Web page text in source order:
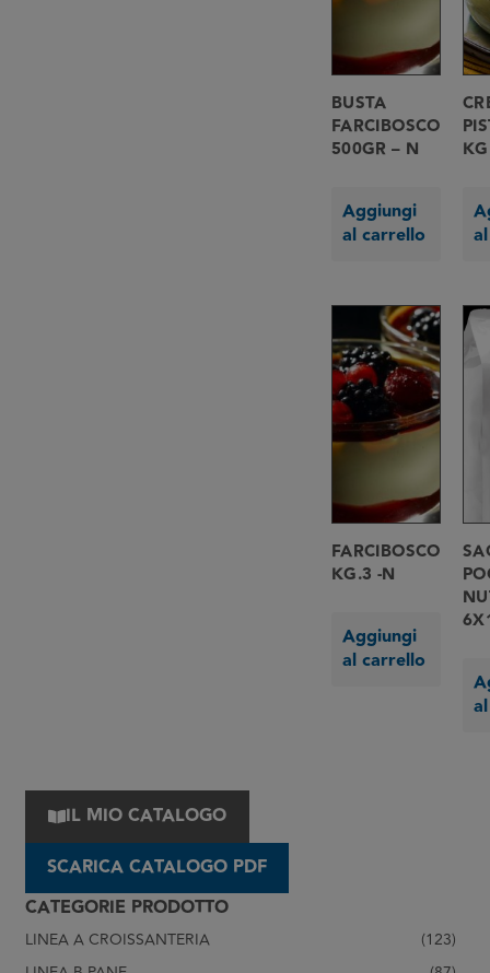
IL MIO CATALOGO
SCARICA CATALOGO PDF
CATEGORIE PRODOTTO
LINEA A CROISSANTERIA
(123)
BUSTA
FARCIBOSCO
500GR – N
Aggiungi
al carrello
FARCIBOSCO
KG.3 -N
Aggiungi
al carrello